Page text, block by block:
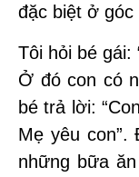
đặc biệt ở góc
Tôi hỏi bé gái:
Ở đó con có
bé trả lời:
Mẹ yêu
những bữa